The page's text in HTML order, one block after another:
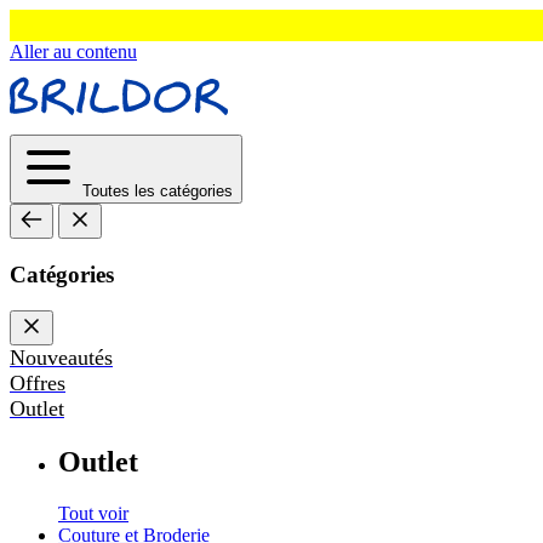
Aller au contenu
Toutes les catégories
Catégories
Nouveautés
Offres
Outlet
Outlet
Tout voir
Couture et Broderie